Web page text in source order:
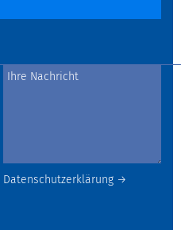
Datenschutzerklärung →